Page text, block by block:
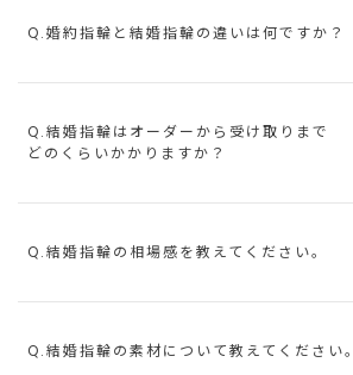
Q.婚約指輪と結婚指輪の違いは何ですか？
Q.結婚指輪はオーダーから受け取りまで
どのくらいかかりますか？
Q.結婚指輪の相場感を教えてください。
Q.結婚指輪の素材について教えてください。